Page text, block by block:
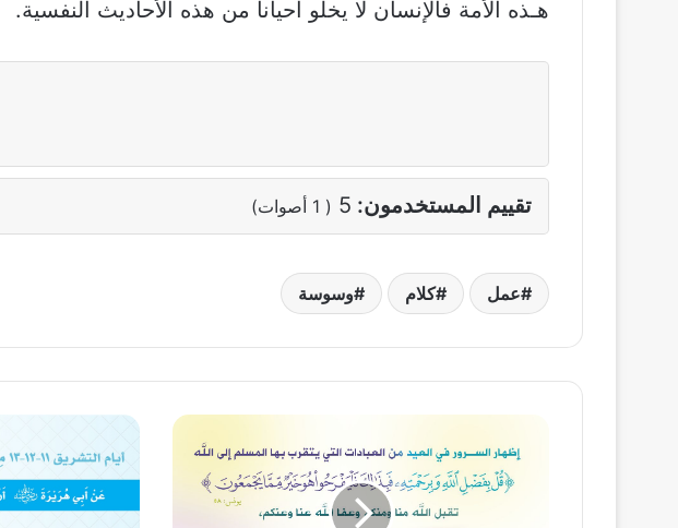
هـذه الأمة فالإنسان لا يخلو أحيانا من هذه الأحاديث النفسية.
تقييم المستخدمون: 5
(
1 أصوات)
عمل كلام وسوسة
الفرح
لا
أيام
التشريق